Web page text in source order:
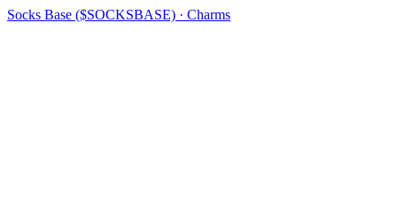
Socks Base ($SOCKSBASE) · Charms